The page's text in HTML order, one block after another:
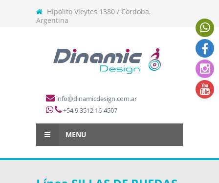
Hipólito Vieytes 1380 / Córdoba,
Argentina
info@dinamicdesign.com.ar
+54 9 3512 16-4507
MENU